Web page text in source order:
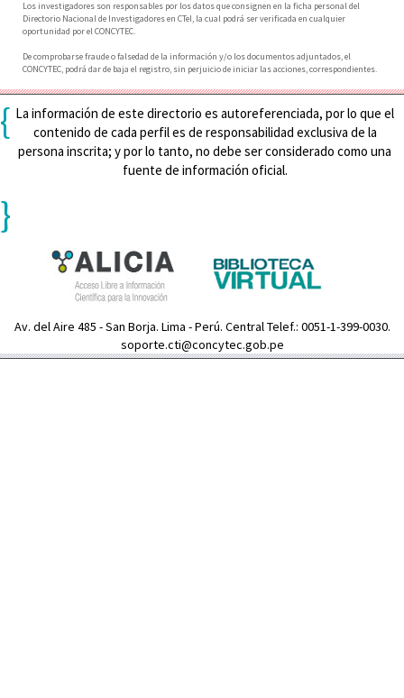
Los investigadores son responsables por los datos que consignen en la ficha personal del
Directorio Nacional de Investigadores en CTeI, la cual podrá ser verificada en cualquier
oportunidad por el CONCYTEC.
De comprobarse fraude o falsedad de la información y/o los documentos adjuntados, el
CONCYTEC, podrá dar de baja el registro, sin perjuicio de iniciar las acciones, correspondientes.
{ La información de este directorio es autoreferenciada, por lo que el
contenido de cada perfil es de responsabilidad exclusiva de la
persona inscrita; y por lo tanto, no debe ser considerado como una
fuente de información oficial.
}
Av. del Aire 485 - San Borja. Lima - Perú. Central Telef.: 0051-1-399-0030.
soporte.cti@concytec.gob.pe